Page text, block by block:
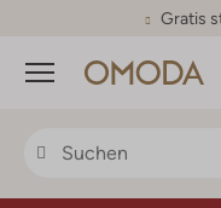
30
Menü